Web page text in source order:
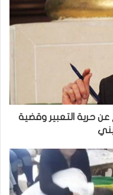
حرية التعبير وقضية